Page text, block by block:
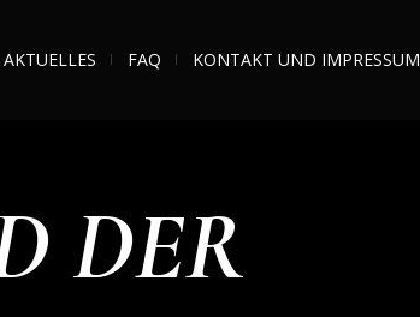
AKTUELLES FAQ KONTAKT UND IMPRESSUM
DER